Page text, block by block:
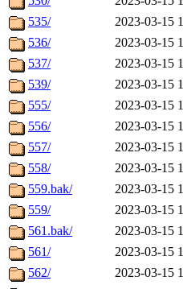
535/
2023-03-15
536/
2023-03-15
537/
2023-03-15
539/
2023-03-15
555/
2023-03-15
556/
2023-03-15
557/
2023-03-15
558/
2023-03-15
559.bak/
2023-03-15
559/
2023-03-15
561.bak/
2023-03-15
561/
2023-03-15
562/
2023-03-15